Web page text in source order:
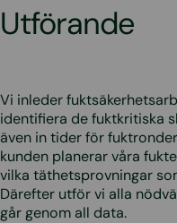
Utförande
Vi inleder
identifiera de fuktkritiska
även in tider för
kunden planerar våra
vilka täthetsprovningar
Därefter utför vi alla
går genom all data.